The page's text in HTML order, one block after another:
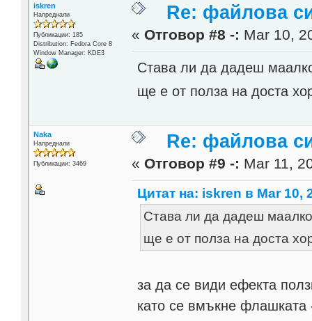
iskren
Напреднали
Публикации: 185
Distribution: Fedora Core 8
Window Manager: KDE3
Re: файлова
« Отговор #8 -: Mar 10,
Става ли да дадеш
ще е от полза на доста
Naka
Напреднали
Публикации: 3469
Re: файлова
« Отговор #9 -: Mar 11,
Цитат на: iskren в Mar 10,
Става ли да дадеш
ще е от полза на доста
за да се види ефекта
като се вмъкне флашката